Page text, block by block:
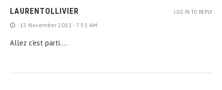
LAURENTOLLIVIER
15 November 2011 - 7:51 AM
Allez c’est parti….
LOG IN TO REPLY